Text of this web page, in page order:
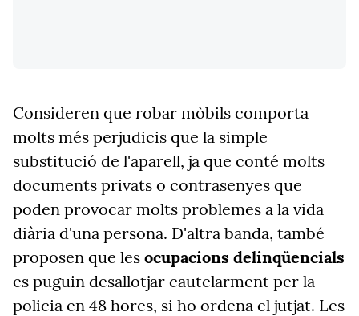
Consideren que robar mòbils comporta
molts més perjudicis que la simple
substitució de l'aparell, ja que conté molts
documents privats o contrasenyes que
poden provocar molts problemes a la vida
diària d'una persona. D'altra banda, també
proposen que les ocupacions delinqüencials
es puguin desallotjar cautelarment per la
policia en 48 hores, si ho ordena el jutjat. Les